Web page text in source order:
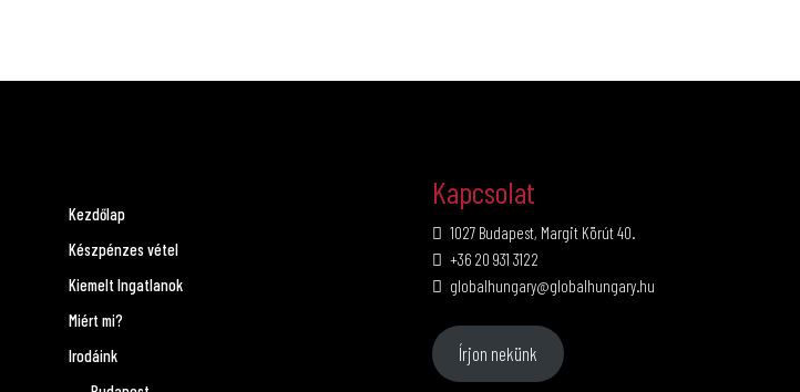
Kezdőlap
Készpénzes vétel
Kiemelt Ingatlanok
Miért mi?
Irodáink
Kapcsolat
1027 Budapest, Margit Körút 40.
+36 20 931 3122
globalhungary@globalhungary.hu
Írjon nekünk